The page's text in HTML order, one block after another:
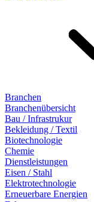
Branchen
Branchenübersicht
Bau / Infrastrukur
Bekleidung / Textil
Biotechnologie
Chemie
Dienstleistungen
Eisen / Stahl
Elektrotechnologie
Erneuerbare Energien